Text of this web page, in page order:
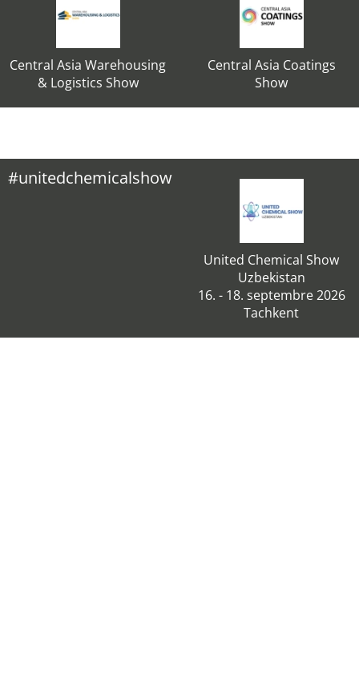
Central Asia Warehousing
& Logistics Show
Central Asia Coatings
Show
#unitedchemicalshow
United Chemical Show
Uzbekistan
16. - 18. septembre 2026
Tachkent